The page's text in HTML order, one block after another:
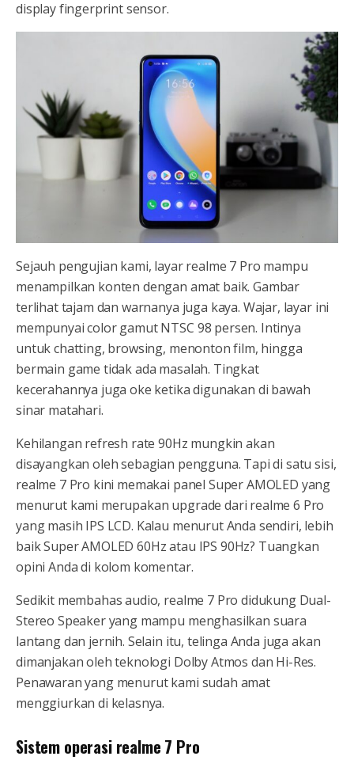
display fingerprint sensor.
Sejauh pengujian kami, layar realme 7 Pro mampu
menampilkan konten dengan amat baik. Gambar
terlihat tajam dan warnanya juga kaya. Wajar, layar ini
mempunyai color gamut NTSC 98 persen. Intinya
untuk chatting, browsing, menonton film, hingga
bermain game tidak ada masalah. Tingkat
kecerahannya juga oke ketika digunakan di bawah
sinar matahari.
Kehilangan refresh rate 90Hz mungkin akan
disayangkan oleh sebagian pengguna. Tapi di satu sisi,
realme 7 Pro kini memakai panel Super AMOLED yang
menurut kami merupakan upgrade dari realme 6 Pro
yang masih IPS LCD. Kalau menurut Anda sendiri, lebih
baik Super AMOLED 60Hz atau IPS 90Hz? Tuangkan
opini Anda di kolom komentar.
Sedikit membahas audio, realme 7 Pro didukung Dual-
Stereo Speaker yang mampu menghasilkan suara
lantang dan jernih. Selain itu, telinga Anda juga akan
dimanjakan oleh teknologi Dolby Atmos dan Hi-Res.
Penawaran yang menurut kami sudah amat
menggiurkan di kelasnya.
Sistem operasi realme 7 Pro